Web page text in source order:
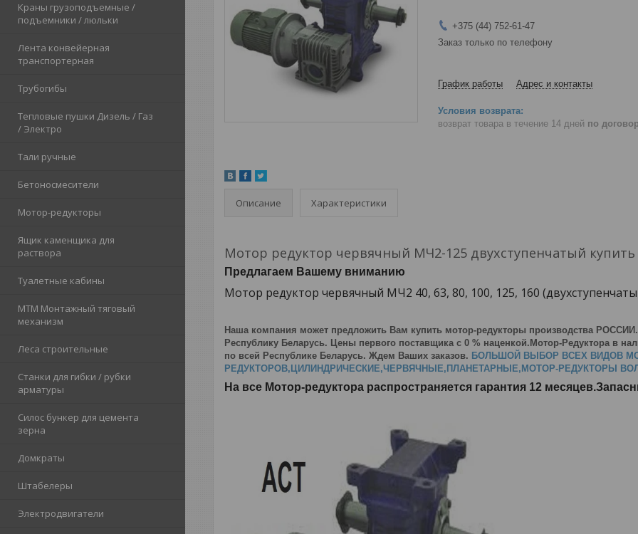
Краны грузоподъемные /
подъемники / люльки
Лента конвейерная
транспортерная
Трубогибы
Тепловые пушки Дизель / Газ
/ Электро
Тали ручные
Бетоносмесители
Мотор-редукторы
Ящик каменщика для
раствора
Туалетные кабины
МТМ Монтажный тяговый
механизм
Леса строительные
Станки для гибки / рубки
арматуры
Силос бункер для цемента
зерна
Домкраты
Штабелеры
Электродвигатели
+375 (44) 752-61-47
Заказ только по телефону
График работы Адрес и контакты
возврат товара в течение 14 дней по
Описание Характеристики
Мотор редуктор червячный МЧ2-125 двухступенчатый
Предлагаем Вашему вниманию
Мотор редуктор червячный МЧ2 40, 63, 80, 100, 125, 160
Наша компания может предложить Вам купить мотор-редукторы производства
Республику Беларусь. Цены первого поставщика с 0 % наценкой.Мотор-Редуктора в
по всей Республике Беларусь. Ждем Ваших заказов. БОЛЬШОЙ ВЫБОР ВСЕХ ВИДОВ
РЕДУКТОРОВ,ЦИЛИНДРИЧЕСКИЕ,ЧЕРВЯЧНЫЕ,ПЛАНЕТАРНЫЕ,МОТОР-РЕДУКТОРЫ
На все Мотор-редуктора распространяется гарантия 12